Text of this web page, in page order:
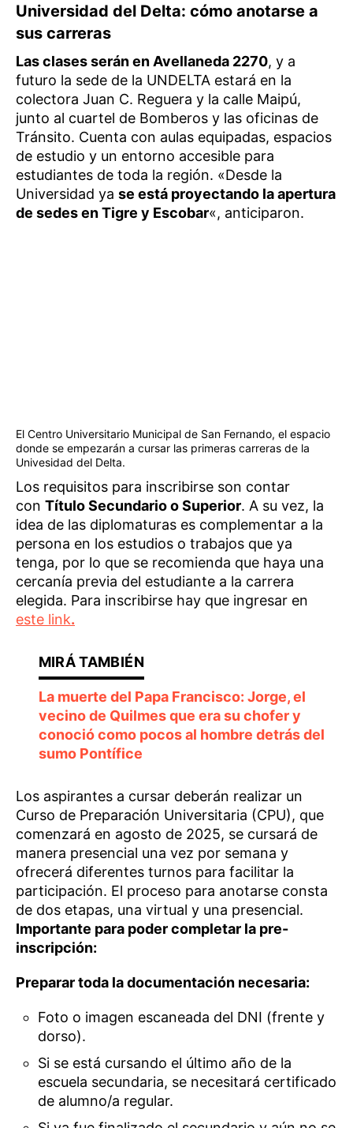
Universidad del Delta: cómo anotarse a
sus carreras
Las clases serán en Avellaneda 2270, y a
futuro la sede de la UNDELTA estará en la
colectora Juan C. Reguera y la calle Maipú,
junto al cuartel de Bomberos y las oficinas de
Tránsito. Cuenta con aulas equipadas, espacios
de estudio y un entorno accesible para
estudiantes de toda la región. «Desde la
Universidad ya se está proyectando la apertura
de sedes en Tigre y Escobar«, anticiparon.
El Centro Universitario Municipal de San Fernando, el espacio
donde se empezarán a cursar las primeras carreras de la
Univesidad del Delta.
Los requisitos para inscribirse son contar
con Título Secundario o Superior. A su vez, la
idea de las diplomaturas es complementar a la
persona en los estudios o trabajos que ya
tenga, por lo que se recomienda que haya una
cercanía previa del estudiante a la carrera
elegida. Para inscribirse hay que ingresar en
este link.
La muerte del Papa Francisco: Jorge, el
vecino de Quilmes que era su chofer y
conoció como pocos al hombre detrás del
sumo Pontífice
Los aspirantes a cursar deberán realizar un
Curso de Preparación Universitaria (CPU), que
comenzará en agosto de 2025, se cursará de
manera presencial una vez por semana y
ofrecerá diferentes turnos para facilitar la
participación. El proceso para anotarse consta
de dos etapas, una virtual y una presencial.
Importante para poder completar la pre-
inscripción:
Preparar toda la documentación necesaria:
Foto o imagen escaneada del DNI (frente y
dorso).
Si se está cursando el último año de la
escuela secundaria, se necesitará certificado
de alumno/a regular.